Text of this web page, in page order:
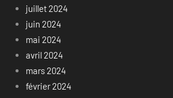
juillet 2024
juin 2024
mai 2024
avril 2024
mars 2024
février 2024